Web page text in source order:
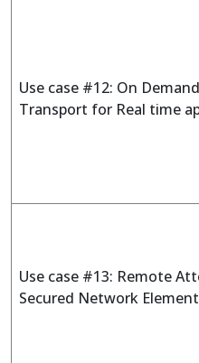
Use case #12: On
Transport for Real time
Use case #13: Remote
Secured Network